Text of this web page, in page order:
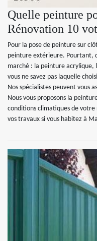
Quelle peinture
Rénovation 10
Pour la pose de peinture sur
peinture extérieure. Pourtant,
marché : la peinture
vous ne savez pas laquelle
Nos spécialistes peuvent vous
Nous vous proposons la
conditions climatiques de votre
vos travaux si vous habitez à